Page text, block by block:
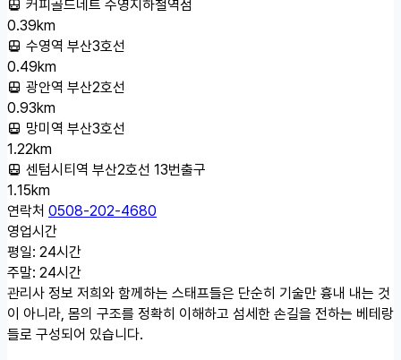
커피골드네트 수영지하철역점
0.39km
수영역 부산3호선
0.49km
광안역 부산2호선
0.93km
망미역 부산3호선
1.22km
센텀시티역 부산2호선 13번출구
1.15km
연락처 0508-202-4680
영업시간
평일: 24시간
주말: 24시간
관리사 정보 저희와 함께하는 스태프들은 단순히 기술만 흉내 내는 것
이 아니라, 몸의 구조를 정확히 이해하고 섬세한 손길을 전하는 베테랑
들로 구성되어 있습니다.